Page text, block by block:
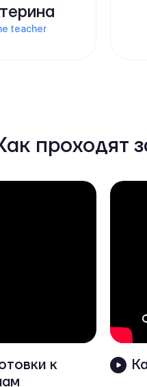
teacher
проходят
к